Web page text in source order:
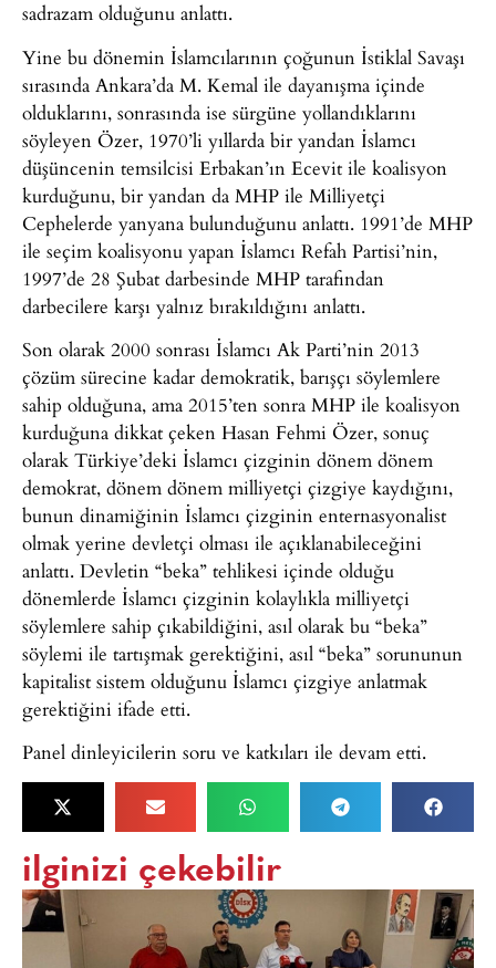
sadrazam olduğunu anlattı.
Yine bu dönemin İslamcılarının çoğunun İstiklal Savaşı
sırasında Ankara’da M. Kemal ile dayanışma içinde
olduklarını, sonrasında ise sürgüne yollandıklarını
söyleyen Özer, 1970’li yıllarda bir yandan İslamcı
düşüncenin temsilcisi Erbakan’ın Ecevit ile koalisyon
kurduğunu, bir yandan da MHP ile Milliyetçi
Cephelerde yanyana bulunduğunu anlattı. 1991’de MHP
ile seçim koalisyonu yapan İslamcı Refah Partisi’nin,
1997’de 28 Şubat darbesinde MHP tarafından
darbecilere karşı yalnız bırakıldığını anlattı.
Son olarak 2000 sonrası İslamcı Ak Parti’nin 2013
çözüm sürecine kadar demokratik, barışçı söylemlere
sahip olduğuna, ama 2015’ten sonra MHP ile koalisyon
kurduğuna dikkat çeken Hasan Fehmi Özer, sonuç
olarak Türkiye’deki İslamcı çizginin dönem dönem
demokrat, dönem dönem milliyetçi çizgiye kaydığını,
bunun dinamiğinin İslamcı çizginin enternasyonalist
olmak yerine devletçi olması ile açıklanabileceğini
anlattı. Devletin “beka” tehlikesi içinde olduğu
dönemlerde İslamcı çizginin kolaylıkla milliyetçi
söylemlere sahip çıkabildiğini, asıl olarak bu “beka”
söylemi ile tartışmak gerektiğini, asıl “beka” sorununun
kapitalist sistem olduğunu İslamcı çizgiye anlatmak
gerektiğini ifade etti.
Panel dinleyicilerin soru ve katkıları ile devam etti.
ilginizi çekebilir